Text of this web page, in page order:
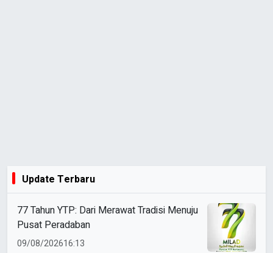
Update Terbaru
77 Tahun YTP: Dari Merawat Tradisi Menuju
Pusat Peradaban
09/08/202616:13